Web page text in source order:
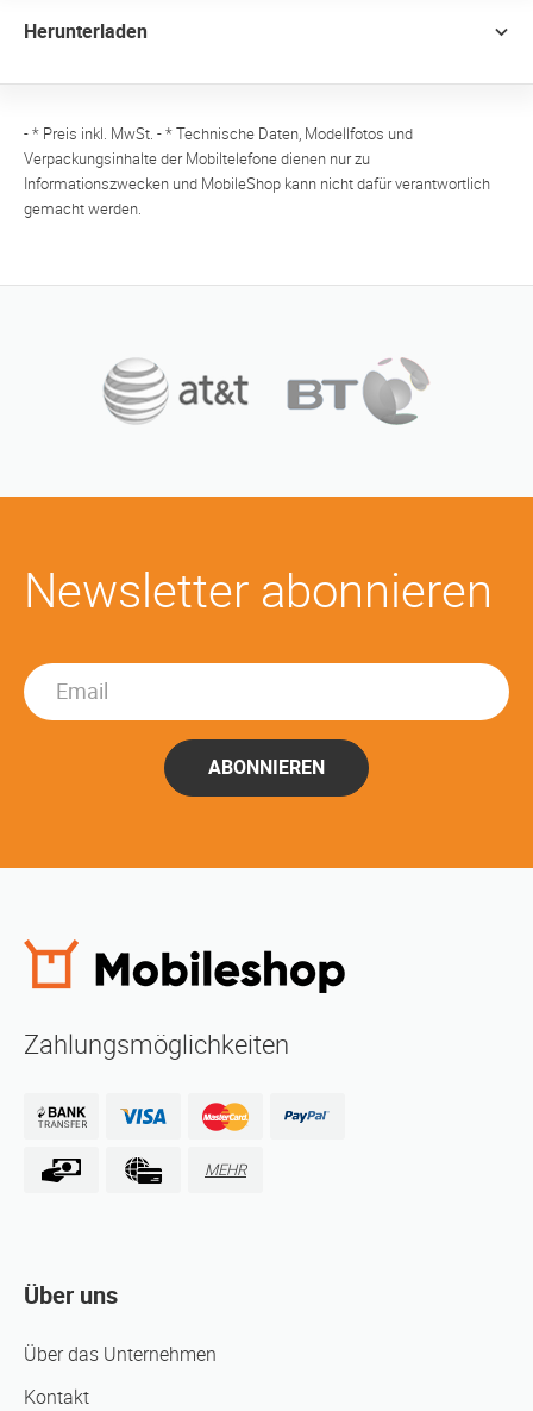
Herunterladen
- * Preis inkl. MwSt. - * Technische Daten, Modellfotos und
Verpackungsinhalte der Mobiltelefone dienen nur zu
Informationszwecken und MobileShop kann nicht dafür verantwortlich
gemacht werden.
Newsletter abonnieren
ABONNIEREN
Zahlungsmöglichkeiten
MEHR
Über uns
Über das Unternehmen
Kontakt